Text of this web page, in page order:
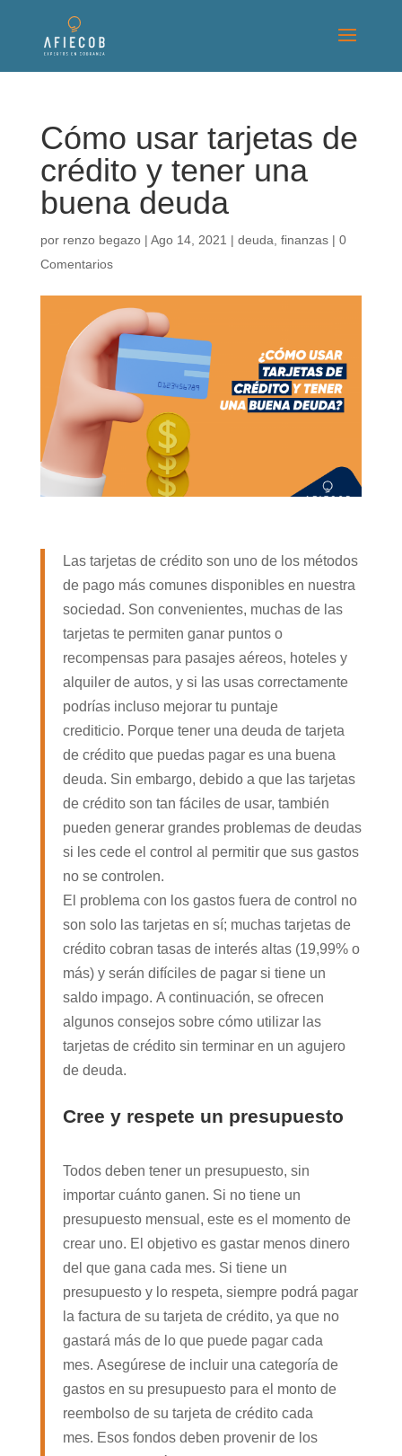
Cómo usar tarjetas de
crédito y tener una
buena deuda
por renzo begazo| Ago 14, 2021 | deuda finanzas| 0
Comentarios
Las tarjetas de crédito son uno de los métodos
de pago más comunes disponibles en nuestra
sociedad. Son convenientes, muchas de las
tarjetas te permiten ganar puntos o
recompensas para pasajes aéreos, hoteles y
alquiler de autos, y si las usas correctamente
podrías incluso mejorar tu puntaje
crediticio. Porque tener una deuda de tarjeta
de crédito que puedas pagar es una buena
deuda. Sin embargo, debido a que las tarjetas
de crédito son tan fáciles de usar, también
pueden generar grandes problemas de deudas
si les cede el control al permitir que sus gastos
no se controlen.
El problema con los gastos fuera de control no
son solo las tarjetas en sí; muchas tarjetas de
crédito cobran tasas de interés altas (19,99% o
más) y serán difíciles de pagar si tiene un
saldo impago. A continuación, se ofrecen
algunos consejos sobre cómo utilizar las
tarjetas de crédito sin terminar en un agujero
de deuda.
Cree y respete un presupuesto
Todos deben tener un presupuesto, sin
importar cuánto ganen. Si no tiene un
presupuesto mensual, este es el momento de
crear uno. El objetivo es gastar menos dinero
del que gana cada mes. Si tiene un
presupuesto y lo respeta, siempre podrá pagar
la factura de su tarjeta de crédito, ya que no
gastará más de lo que puede pagar cada
mes. Asegúrese de incluir una categoría de
gastos en su presupuesto para el monto de
reembolso de su tarjeta de crédito cada
mes. Esos fondos deben provenir de los